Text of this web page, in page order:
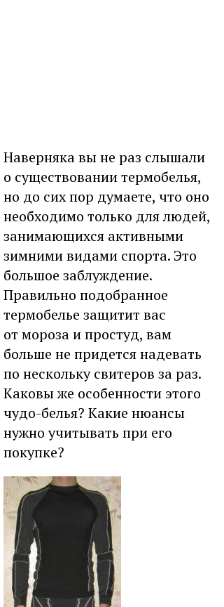
Наверняка вы не раз слышали
о существовании термобелья,
но до сих пор думаете, что оно
необходимо только для людей,
занимающихся активными
зимними видами спорта. Это
большое заблуждение.
Правильно подобранное
термобелье защитит вас
от мороза и простуд, вам
больше не придется надевать
по нескольку свитеров за раз.
Каковы же особенности этого
чудо-белья? Какие нюансы
нужно учитывать при его
покупке?